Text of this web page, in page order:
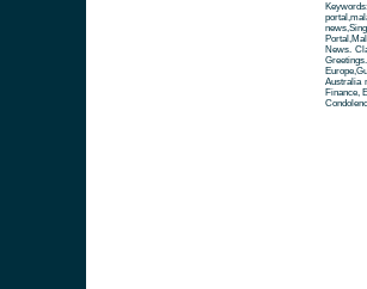
News.
Australia
Finance,